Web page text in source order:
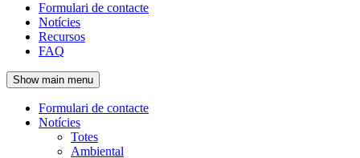
Navegació
principal
de
l'encapçalament
Formulari de contacte
Notícies
Recursos
FAQ
Show main menu
Navegació
principal
Formulari de contacte
Notícies
Totes
Ambiental